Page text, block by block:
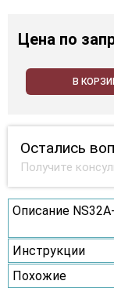
Цена по
В
Остались
Получите
Описание
Инструкции
Похожие